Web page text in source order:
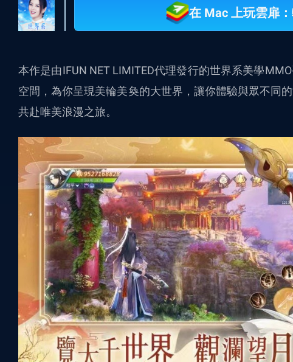
在 Mac 上玩雲扉：
本作是由IFUN NET LIMITED代理發行的世界系美學
空間，為你呈現美輪美奐的大世界，讓你體驗與眾不同
共赴唯美浪漫之旅。